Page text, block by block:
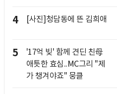
4 [사진]청담동에 뜬 김희애
5
'17억 빚' 함께 견딘 친母
애틋한 효심..MC그리 "제
가 챙겨야죠" 뭉클